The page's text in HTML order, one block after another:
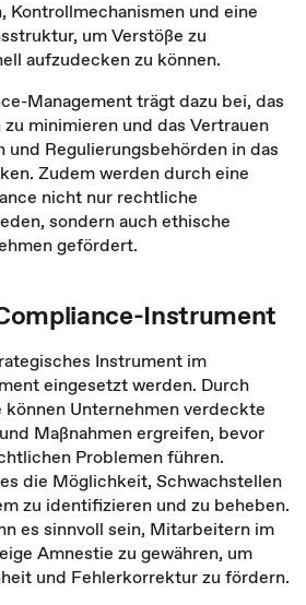
Kontrollmechanismen und eine
um Verstöße zu
aufzudecken zu können.
Management trägt dazu bei, das
minimieren und das Vertrauen
und Regulierungsbehörden in das
Zudem werden durch eine
nicht nur rechtliche
sondern auch ethische
gefördert.
Instrument
Instrument im
eingesetzt werden. Durch
Unternehmen verdeckte
Maßnahmen ergreifen, bevor
Problemen führen.
die Möglichkeit, Schwachstellen
zu identifizieren und zu beheben.
es sinnvoll sein, Mitarbeitern im
Amnestie zu gewähren, um
und Fehlerkorrektur zu fördern.